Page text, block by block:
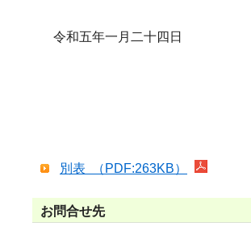
令和五年一月二十四日
別表 （PDF:263KB）
お問合せ先